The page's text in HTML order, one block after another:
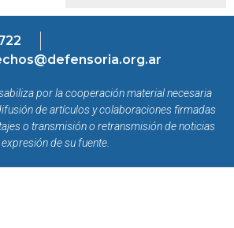
por la cooperación material necesaria
de artículos y colaboraciones firmadas
o transmisión o retransmisión de noticias
de su fuente.